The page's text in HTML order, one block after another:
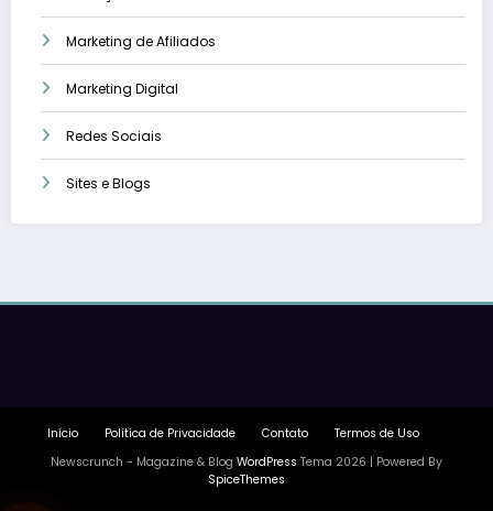
Marketing de Afiliados
Marketing Digital
Redes Sociais
Sites e Blogs
Início Política de Privacidade Contato
Termos de Uso
Newscrunch - Magazine & Blog WordPress Tema 2026 | Powered By
SpiceThemes